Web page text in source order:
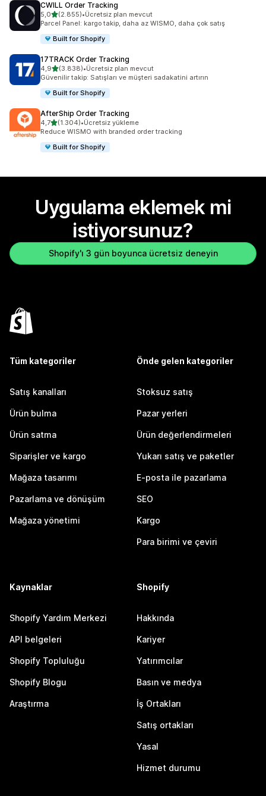
CWILL Order Tracking
5,05 yıldız üzerinden
(2.855)
toplam 2855 değerlendirme
•Ücretsiz plan mevcut
Parcel Panel: kargo takip, daha az WISMO, daha çok satış
Built for Shopify
17TRACK Order Tracking
4,95 yıldız üzerinden
(3.838)
toplam 3838 değerlendirme
•Ücretsiz plan mevcut
Güvenilir takip: Satışları ve müşteri sadakatini artırın
Built for Shopify
AfterShip Order Tracking
4,75 yıldız üzerinden
(1.304)
toplam 1304 değerlendirme
•Ücretsiz yükleme
Reduce WISMO with branded order tracking
Built for Shopify
Uygulama eklemek mi
istiyorsunuz?
Shopify'ı 3 gün boyunca ücretsiz deneyin
Tüm kategoriler
Satış kanalları
Ürün bulma
Ürün satma
Siparişler ve kargo
Mağaza tasarımı
Pazarlama ve dönüşüm
Mağaza yönetimi
Önde gelen kategoriler
Stoksuz satış
Pazar yerleri
Ürün değerlendirmeleri
Yukarı satış ve paketler
E-posta ile pazarlama
SEO
Kargo
Para birimi ve çeviri
Kaynaklar
Shopify Yardım Merkezi
API belgeleri
Shopify Topluluğu
Shopify Blogu
Araştırma
Shopify
Hakkında
Kariyer
Yatırımcılar
Basın ve medya
İş Ortakları
Satış ortakları
Yasal
Hizmet durumu